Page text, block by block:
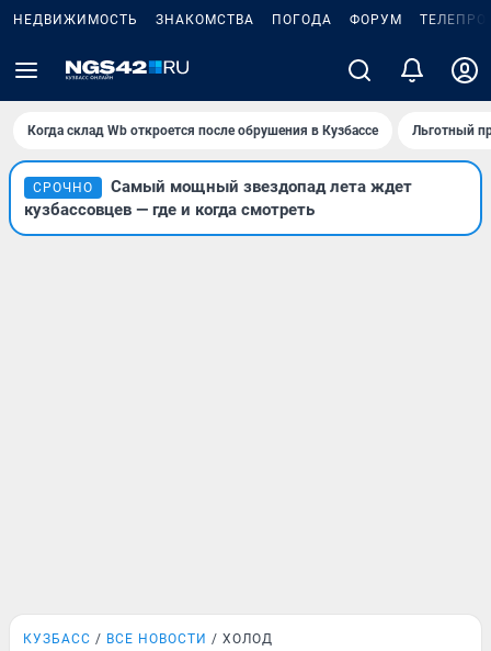
НЕДВИЖИМОСТЬ ЗНАКОМСТВА ПОГОДА ФОРУМ
Когда склад Wb откроется после обрушения в Кузбассе Льготный
СРОЧНО
Самый мощный звездопад лета ждет
кузбассовцев — где и когда смотреть
КУЗБАСС ВСЕ НОВОСТИ ХОЛОД